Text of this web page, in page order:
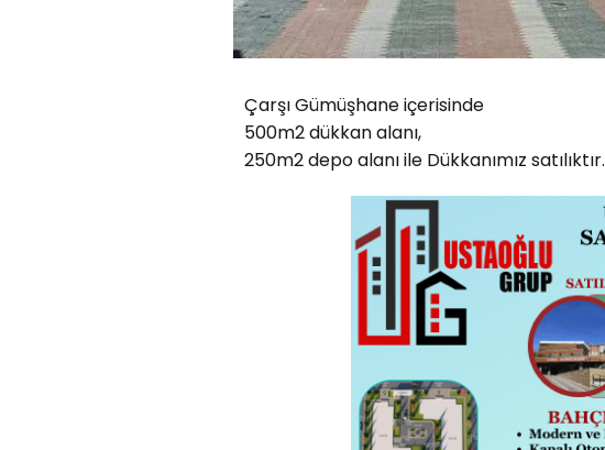
Çarşı Gümüşhane içerisinde
500m2 dükkan alanı,
250m2 depo alanı ile Dükkanımız satılıktır.